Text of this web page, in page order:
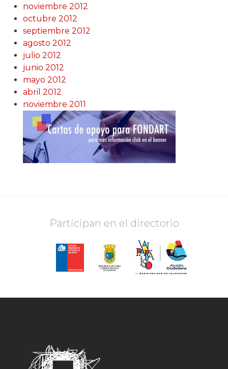
noviembre 2012
octubre 2012
septiembre 2012
agosto 2012
julio 2012
junio 2012
mayo 2012
abril 2012
noviembre 2011
Participan en el directorio